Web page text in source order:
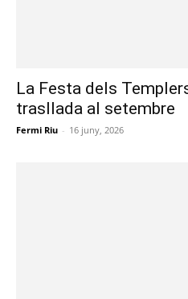
La Festa dels
trasllada al setembre
Fermi Riu - 16 juny, 2026